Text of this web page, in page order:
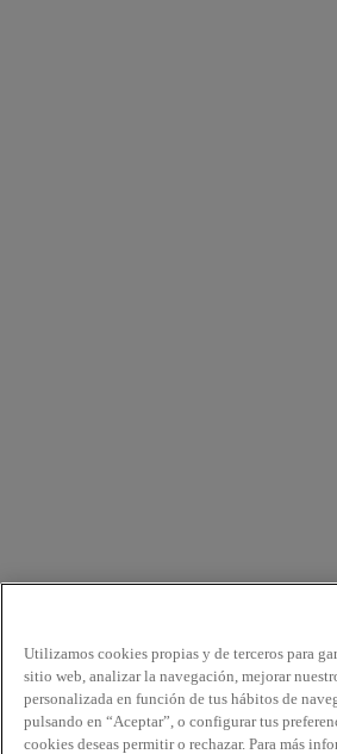
Utilizamos cookies propias y de terceros para
sitio web, analizar la navegación, mejorar
personalizada en función de tus hábitos de
pulsando en “Aceptar”, o configurar tus
cookies deseas permitir o rechazar. Para más